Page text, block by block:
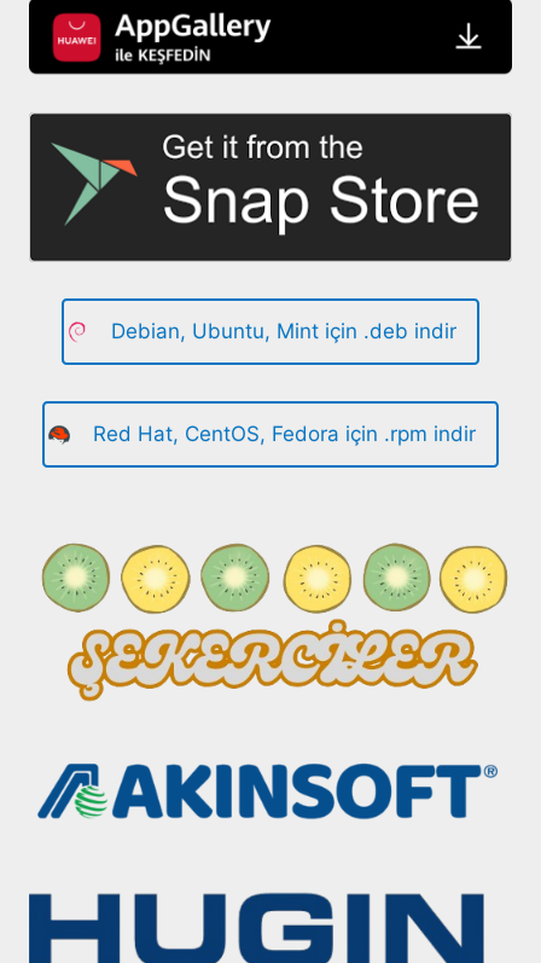
Debian, Ubuntu, Mint için .deb indir
Red Hat, CentOS, Fedora için .rpm indir